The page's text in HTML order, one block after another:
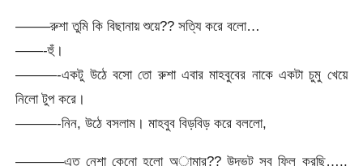
——–রুশা তুমি কি বিছানায় শুয়ে?? সত্যি করে বলো…
——-হুঁ।
———-একটু উঠে বসো তো রুশা এবার মাহবুবের নাকে একটা চুমু খেয়ে
নিলো টুপ করে।
———-নিন, উঠে বসলাম। মাহবুব বিড়বিড় করে বললো,
———–এত নেশা কেনো হলো অামার?? উদ্ভট সব ফিল করছি…..